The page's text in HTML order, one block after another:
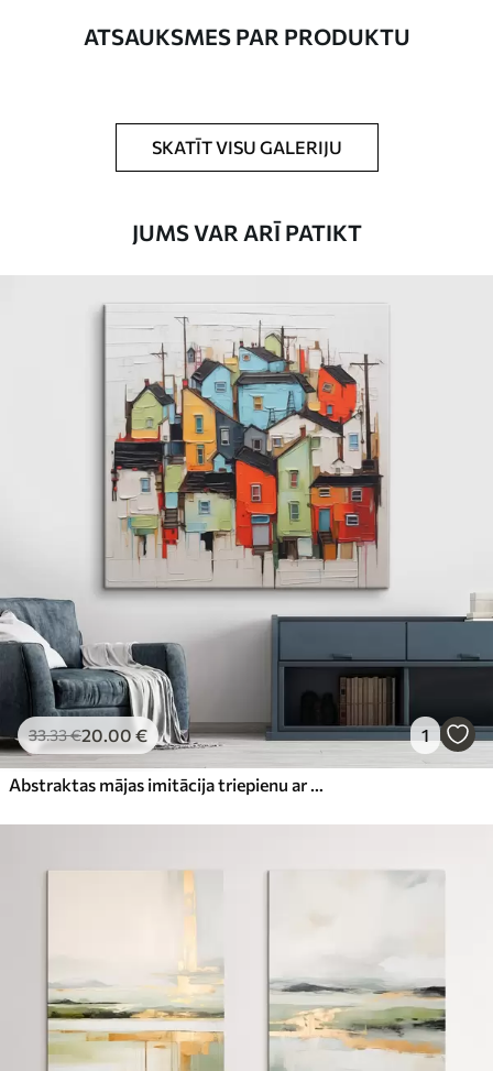
Jūs varat pievienot lakas pārklājumu.
Premium
Eco-Premium
ATSAUKSMES PAR PRODUKTU
SKATĪT VISU GALERIJU
JUMS VAR ARĪ PATIKT
33.33€20.00 € 1
Abstraktas mājas imitācija triepienu ar otu